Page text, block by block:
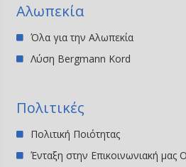
Αλωπεκία
Όλα για την Αλωπεκία
Λύση Bergmann Kord
Πολιτικές
Πολιτική Ποιότητας
Ένταξη στην Επικοινωνιακή μας